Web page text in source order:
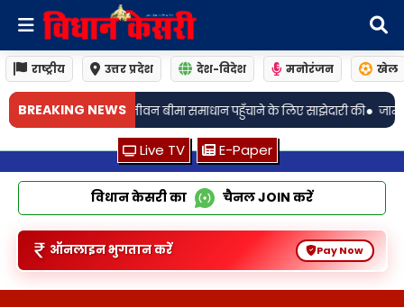
राष्ट्रीय उत्तर प्रदेश देश-विदेश मनोरंजन खेल
BREAKING NEWS
पहुँचाने के लिए साझेदारी की• जामो: अगली तारीख 19 अगस्त! चर्चित
Live TV E-Paper
विधान केसरी का चैनलJOIN करें
ऑनलाइन भुगतान करें Pay Now